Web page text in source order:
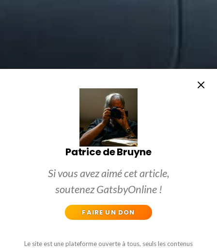
Patrice de Bruyne
Si vous avez aimé cet article,
soutenez GatsbyOnline !
FAIRE UN DON
Le site est une plateforme ouverte à tous, seuls les contenus